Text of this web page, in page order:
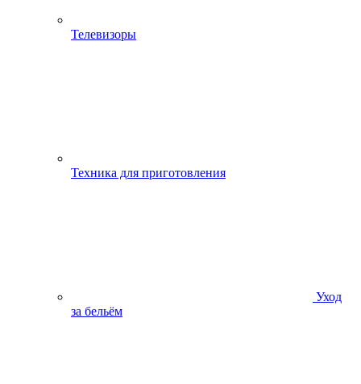
Телевизоры
Техника для приготовления
Уход
за бельём